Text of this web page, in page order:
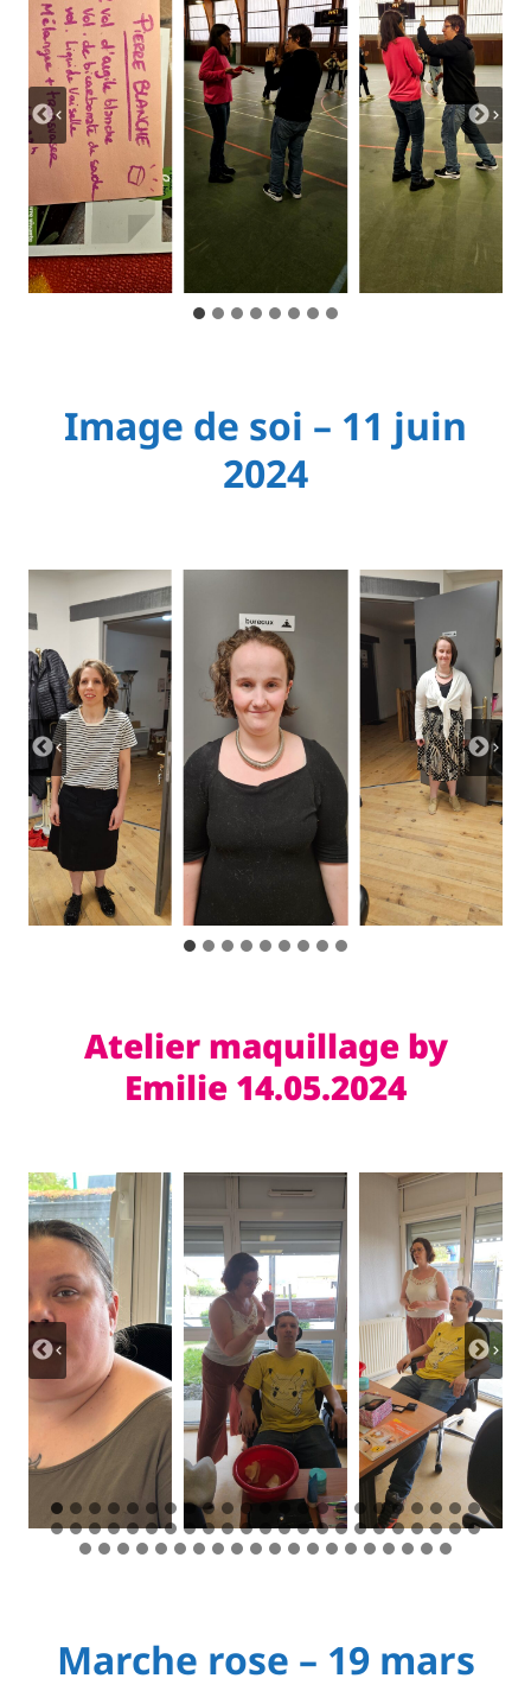
Image de soi – 11 juin
2024
Atelier maquillage by
Emilie 14.05.2024
Marche rose – 19 mars